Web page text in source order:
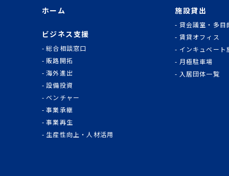
ホーム
ビジネス支援
総合相談窓口
販路開拓
海外進出
設備投資
ベンチャー
事業承継
事業再生
生産性向上・人材活用
施設貸出
貸会議室・多目
賃貸オフィス
インキュベート
月極駐車場
入居団体一覧